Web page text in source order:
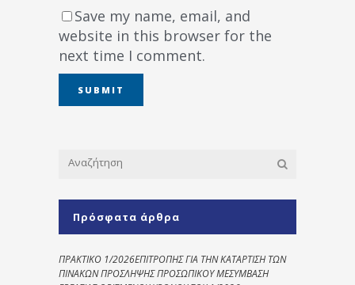
Save my name, email, and
website in this browser for the
next time I comment.
Πρόσφατα άρθρα
ΠΡΑΚΤΙΚΟ 1/2026ΕΠΙΤΡΟΠΗΣ ΓΙΑ ΤΗΝ ΚΑΤΑΡΤΙΣΗ ΤΩΝ
ΠΙΝΑΚΩΝ ΠΡΟΣΛΗΨΗΣ ΠΡΟΣΩΠΙΚΟΥ ΜΕΣΥΜΒΑΣΗ